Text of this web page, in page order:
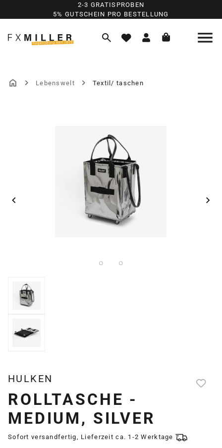
Zum Hauptinhalt springen
2-3 GRATISPROBEN
5% GUTSCHEIN PRO BESTELLUNG
Lebenswelt Textil/ taschen
HULKEN
ROLLTASCHE -
MEDIUM, SILVER
Sofort versandfertig, Lieferzeit ca. 1-2 Werktage